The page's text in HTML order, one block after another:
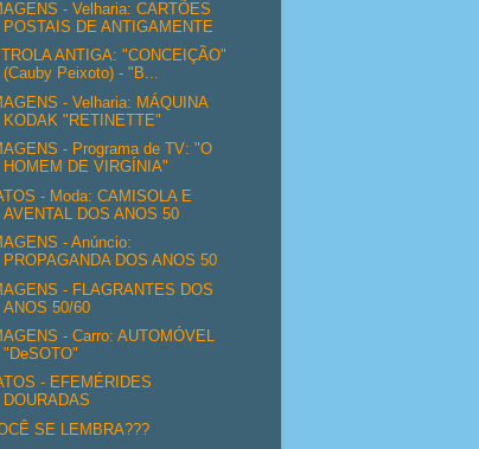
- Velharia: CARTÕES
POSTAIS DE ANTIGAMENTE
ANTIGA: "CONCEIÇÃO"
(Cauby Peixoto) - "B...
- Velharia: MÁQUINA
KODAK "RETINETTE"
- Programa de TV: "O
HOMEM DE VIRGÍNIA"
- Moda: CAMISOLA E
AVENTAL DOS ANOS 50
- Anúncio:
PROPAGANDA DOS ANOS 50
- FLAGRANTES DOS
ANOS 50/60
- Carro: AUTOMÓVEL
"DeSOTO"
- EFEMÉRIDES
DOURADAS
SE LEMBRA???